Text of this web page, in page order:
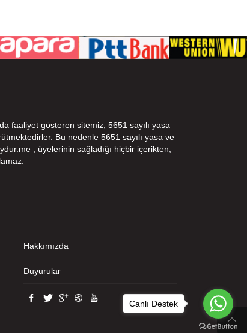
faaliyet gösteren sitemiz, 5651 sayılı yasa
Bu nedenle 5651 sayılı yasa ve
; üyelerinin sağladığı hiçbir içerikten,
Hakkımızda
Duyurular
Canlı Destek